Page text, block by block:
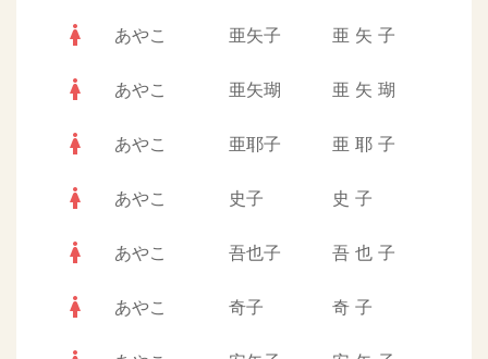
woman あやこ 亜矢子 亜 矢 子
woman あやこ 亜矢瑚 亜 矢 瑚
woman あやこ 亜耶子 亜 耶 子
woman あやこ 史子 史 子
woman あやこ 吾也子 吾 也 子
woman あやこ 奇子 奇 子